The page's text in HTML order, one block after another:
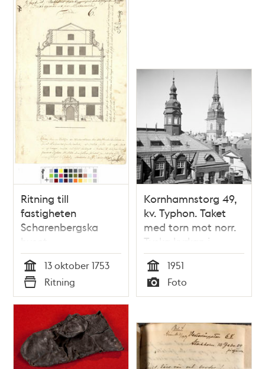
Ritning till
fastigheten
Scharenbergska
huset
Tid
13 oktober 1753
Typ
Ritning
Kornhamnstorg 49,
kv. Typhon. Taket
med torn mot norr.
Tyska kyrkan i
bakgrunden
Tid
1951
Typ
Foto